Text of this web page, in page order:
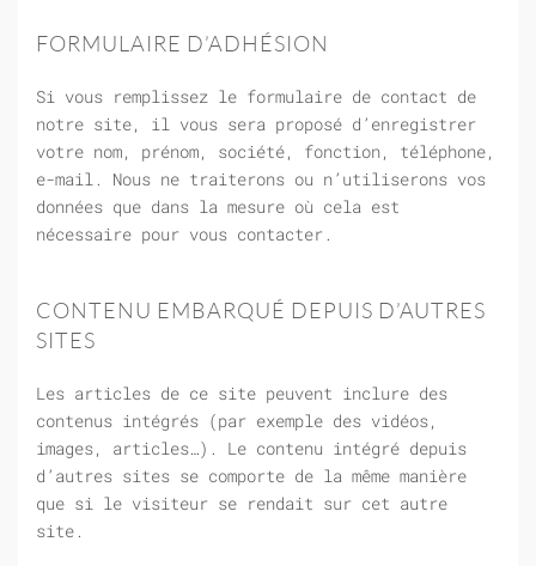
FORMULAIRE D’ADHÉSION
Si vous remplissez le formulaire de contact de
notre site, il vous sera proposé d’enregistrer
votre nom, prénom, société, fonction, téléphone,
e-mail. Nous ne traiterons ou n’utiliserons vos
données que dans la mesure où cela est
nécessaire pour vous contacter.
CONTENU EMBARQUÉ DEPUIS D’AUTRES
SITES
Les articles de ce site peuvent inclure des
contenus intégrés (par exemple des vidéos,
images, articles…). Le contenu intégré depuis
d’autres sites se comporte de la même manière
que si le visiteur se rendait sur cet autre
site.